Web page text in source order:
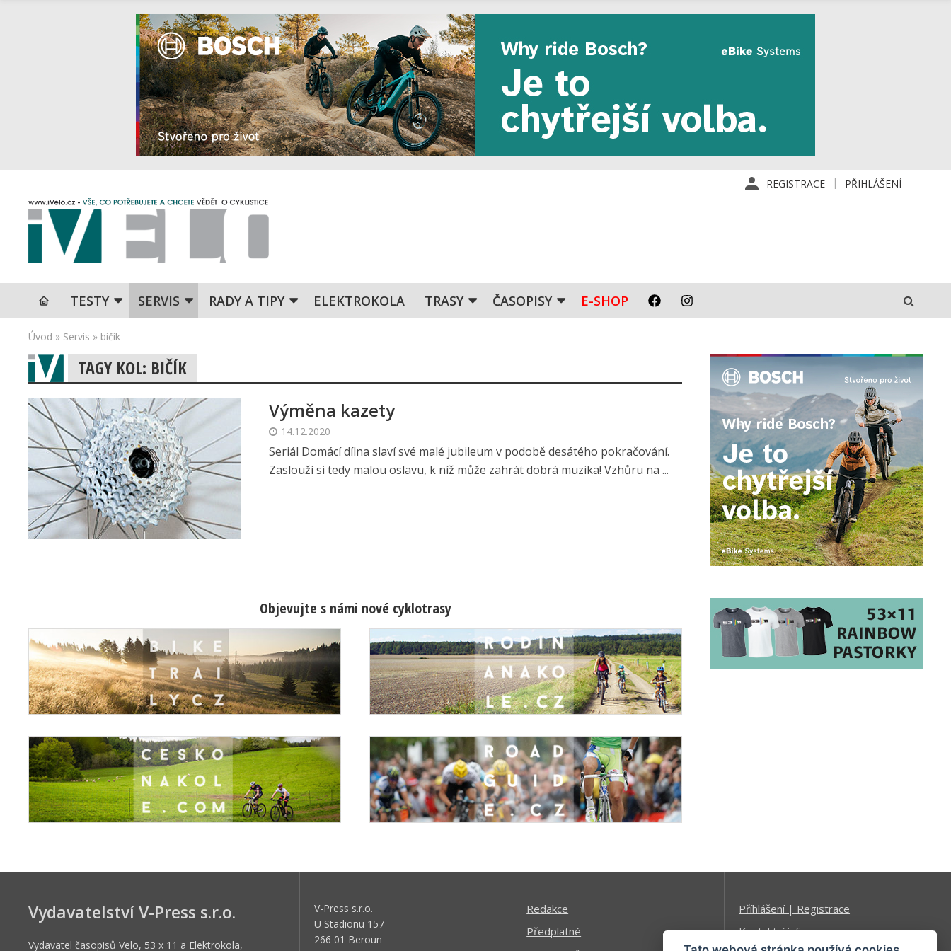
REGISTRACE PŘIHLÁŠENÍ
TESTY SERVIS RADY A TIPY ELEKTROKOLA TRASY ČASOPISY E-SHOP
Úvod » Servis » bičík
TAGY KOL: BIČÍK
Výměna kazety
14.12.2020
Seriál Domácí dílna slaví své malé jubileum v podobě desátého pokračování.
Zaslouží si tedy malou oslavu, k níž může zahrát dobrá muzika! Vzhůru na ...
Objevujte s námi nové cyklotrasy
Vydavatelství V-Press s.r.o.
Vydavatel časopisů Velo, 53 x 11 a Elektrokola,
V-Press s.r.o.
U Stadionu 157
266 01 Beroun
Redakce
Předplatné
Příhlášení | Registrace
Kontaktní informace